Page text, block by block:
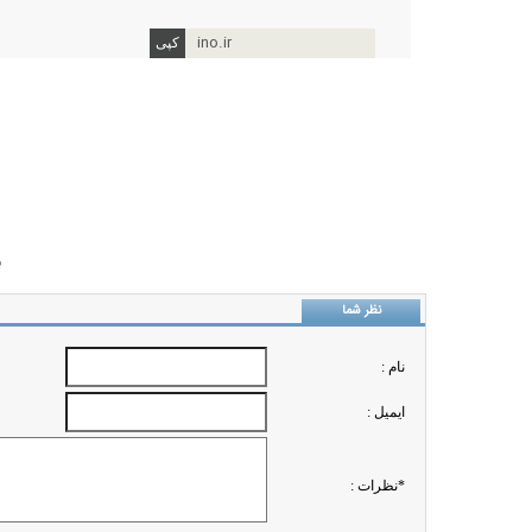
ino.ir
نظر شما
نام :
ايميل :
*نظرات :